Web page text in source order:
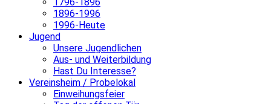
1896-1996
1996-Heute
Jugend
Unsere Jugendlichen
Aus- und Weiterbildung
Hast Du Interesse?
Vereinsheim / Probelokal
Einweihungsfeier